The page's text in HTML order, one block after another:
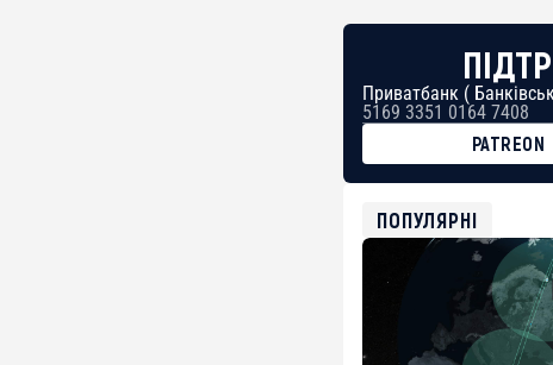
Приватбанк (
5169 3351 0164 7408
PATREON
USDT
ETH
ПОПУЛЯРНІ